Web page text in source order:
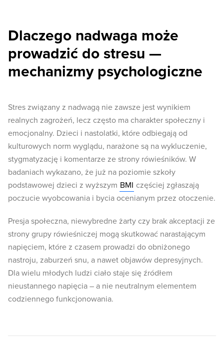
Dlaczego nadwaga może
prowadzić do stresu —
mechanizmy psychologiczne
Stres związany z nadwagą nie zawsze jest wynikiem
realnych zagrożeń, lecz często ma charakter społeczny i
emocjonalny. Dzieci i nastolatki, które odbiegają od
kulturowych norm wyglądu, narażone są na wykluczenie,
stygmatyzację i komentarze ze strony rówieśników. W
badaniach wykazano, że już na poziomie szkoły
podstawowej dzieci z wyższym BMI częściej zgłaszają
poczucie wyobcowania i bycia ocenianym przez otoczenie.
Presja społeczna, niewybredne żarty czy brak akceptacji ze
strony grupy rówieśniczej mogą skutkować narastającym
napięciem, które z czasem prowadzi do obniżonego
nastroju, zaburzeń snu, a nawet objawów depresyjnych.
Dla wielu młodych ludzi ciało staje się źródłem
nieustannego napięcia – a nie neutralnym elementem
codziennego funkcjonowania.